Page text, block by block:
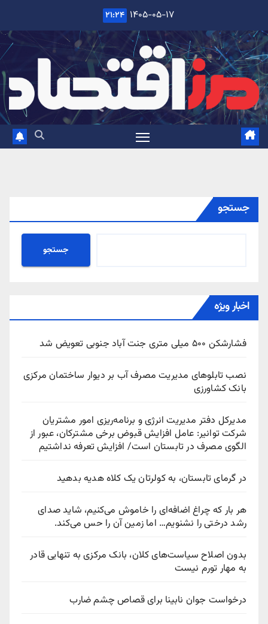
content
۱۴۰۵-۰۵-۱۷ ۲۱:۲۴
جستجو
جستجو
اخبار ویژه
فشارشکن ۵۰۰ میلی متری جنت آباد جنوبی تعویض شد
نصب تابلوهای مدیریت مصرف آب بر دیوار ساختمان مرکزی
بانک کشاورزی
مدیرکل دفتر مدیریت انرژی و برنامه‌ریزی امور مشتریان
شرکت توانیر: عامل افزایش قبوض برخی مشترکان، عبور از
الگوی مصرف در تابستان است/ افزایش تعرفه نداشتیم
در گرمای تابستان، به کولرتان یک کلاه هدیه بدهید
هر بار که چراغ اضافه‌ای را خاموش می‌کنیم، شاید صدای
رشد درختی را نشنویم… اما زمین آن را حس می‌کند.
بدون اصلاح سیاست‌های کلان، بانک مرکزی به تنهایی قادر
به مهار تورم نیست
درخواست جوان نابینا برای قصاص چشم ضارب